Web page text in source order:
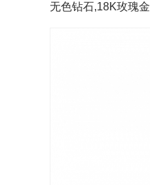
无色钻石,18K玫瑰金